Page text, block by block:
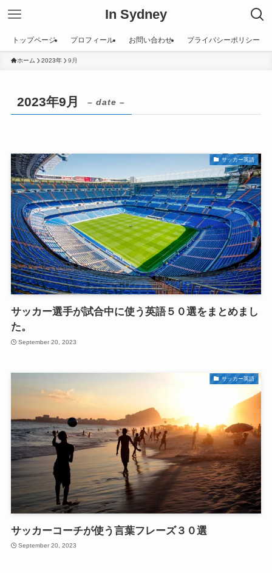
In Sydney
トップページ プロフィール お問い合わせ プライバシーポリシー
ホーム 2023年 9月
2023年9月 – date –
サッカー英語
サッカー選手が試合中に使う英語５０選をまとめまし
た。
September 20, 2023
サッカー英語
サッカーコーチが使う言葉フレーズ３０選
September 20, 2023